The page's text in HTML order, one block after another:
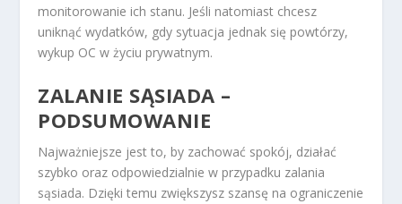
monitorowanie ich stanu. Jeśli natomiast chcesz
uniknąć wydatków, gdy sytuacja jednak się powtórzy,
wykup OC w życiu prywatnym.
ZALANIE SĄSIADA –
PODSUMOWANIE
Najważniejsze jest to, by zachować spokój, działać
szybko oraz odpowiedzialnie w przypadku zalania
sąsiada. Dzięki temu zwiększysz szansę na ograniczenie